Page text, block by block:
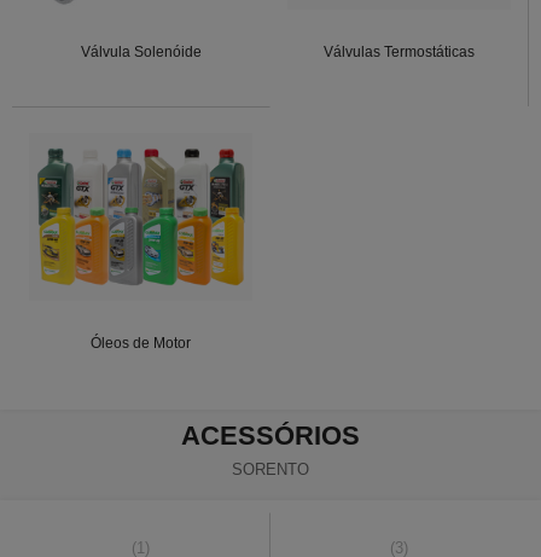
Válvula Solenóide Válvulas Termostáticas
Óleos de Motor
ACESSÓRIOS
SORENTO
(1) (3)